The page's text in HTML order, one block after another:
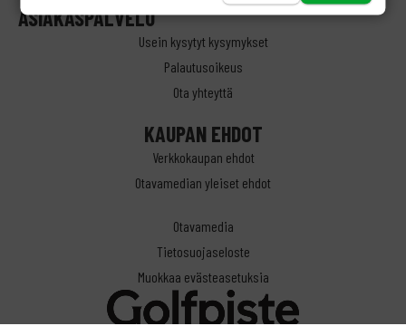
Otavamedia
Tietosuojaseloste
Muokkaa evästeasetuksia
KAUPAN EHDOT
Verkkokaupan ehdot
Otavamedian yleiset ehdot
ASIAKASPALVELU
Usein kysytyt kysymykset
Palautusoikeus
Ota yhteyttä